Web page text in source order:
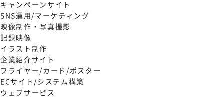
キャンペーンサイト
SNS運用/マーケティング
映像制作・写真撮影
記録映像
イラスト制作
企業紹介サイト
フライヤー/カード/ポスター
ECサイト/システム構築
ウェブサービス